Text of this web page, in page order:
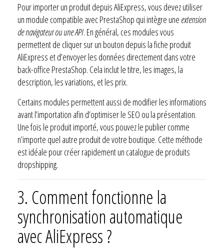
Pour importer un produit depuis AliExpress, vous devez utiliser
un module compatible avec PrestaShop qui intègre une extension
de navigateur ou une API. En général, ces modules vous
permettent de cliquer sur un bouton depuis la fiche produit
AliExpress et d’envoyer les données directement dans votre
back-office PrestaShop. Cela inclut le titre, les images, la
description, les variations, et les prix.
Certains modules permettent aussi de modifier les informations
avant l’importation afin d’optimiser le SEO ou la présentation.
Une fois le produit importé, vous pouvez le publier comme
n’importe quel autre produit de votre boutique. Cette méthode
est idéale pour créer rapidement un catalogue de produits
dropshipping.
3. Comment fonctionne la
synchronisation automatique
avec AliExpress ?